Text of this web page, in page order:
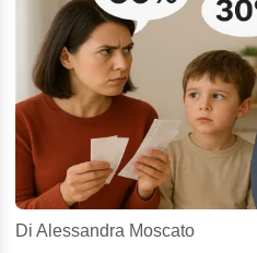
Di Alessandra Moscato